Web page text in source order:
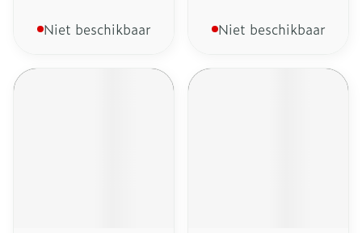
Niet beschikbaar Niet beschikbaar